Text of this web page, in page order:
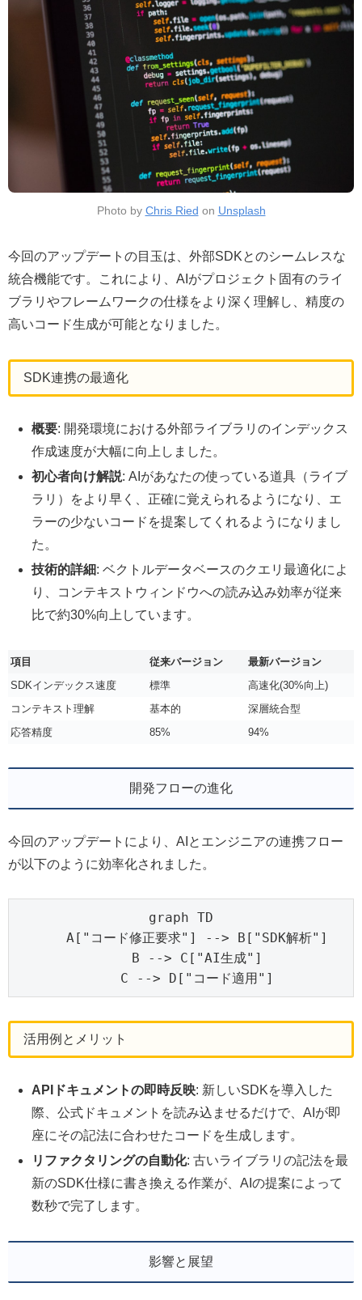
Photo by Chris Ried on Unsplash
今回のアップデートの目玉は、外部SDKとのシームレスな
統合機能です。これにより、AIがプロジェクト固有のライ
ブラリやフレームワークの仕様をより深く理解し、精度の
高いコード生成が可能となりました。
SDK連携の最適化
概要: 開発環境における外部ライブラリのインデックス
作成速度が大幅に向上しました。
初心者向け解説: AIがあなたの使っている道具（ライブ
ラリ）をより早く、正確に覚えられるようになり、エ
ラーの少ないコードを提案してくれるようになりまし
た。
技術的詳細: ベクトルデータベースのクエリ最適化によ
り、コンテキストウィンドウへの読み込み効率が従来
比で約30%向上しています。
項目 従来バージョン
最新バージョン
SDKインデックス速度
標準
高速化(30%向上)
コンテキスト理解
基本的
深層統合型
応答精度
85% 94%
開発フローの進化
今回のアップデートにより、AIとエンジニアの連携フロー
が以下のように効率化されました。
graph TD
    A["コード修正要求"] --> B["SDK解析"]
    B --> C["AI生成"]
    C --> D["コード適用"]
活用例とメリット
APIドキュメントの即時反映: 新しいSDKを導入した
際、公式ドキュメントを読み込ませるだけで、AIが即
座にその記法に合わせたコードを生成します。
リファクタリングの自動化: 古いライブラリの記法を最
新のSDK仕様に書き換える作業が、AIの提案によって
数秒で完了します。
影響と展望